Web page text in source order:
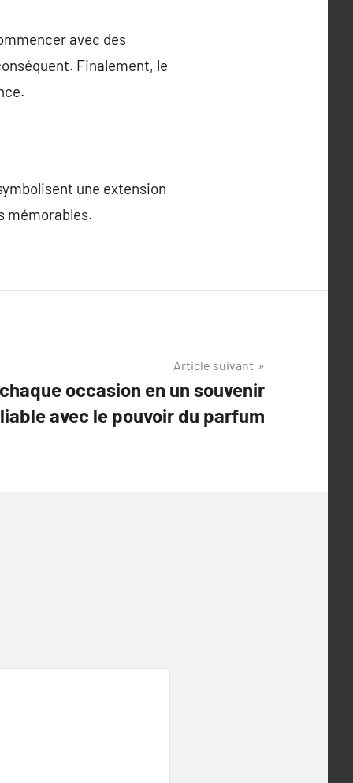
avec des
Finalement, le
une extension
mémorables.
Article suivant
occasion en un souvenir
avec le pouvoir du parfum